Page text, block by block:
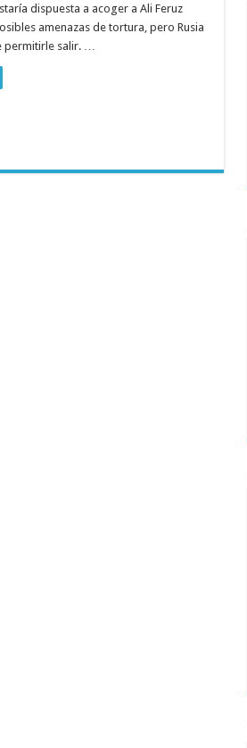
dispuesta a acoger a Ali Feruz
amenazas de tortura, pero Rusia
permitirle salir. …